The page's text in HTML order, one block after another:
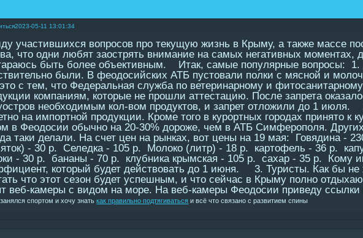
2023-05-11 13:01:34
участившихся вопросов про текущую жизнь в Крыму, а также массе
что одни любят заострять внимание на самых негативных моментах,
быть более объективным. Итак, самые популярные вопросы: 1.
были. В феодосийских АТБ пустовали полки с мясной и
с тем, что Федеральная служба по ветеринарному и
компаниям, которые не прошли аттестацию. После запрета
необходимым кол-вом продуктов, и запрет отложили до 1 июля.
на импортной продукции. Кроме того в курортных городах принято
в Феодосии обычно на 20-30% дороже, чем в АТБ Симферополя.
таки делали. На счет цен на рынках, вот цены на 19 мая: Говядина -
- 30 р. Селедка - 105 р. Молоко (литр) - 18 р. картофель - 36 р.
- 30 р. бананы - 70 р. клубника крымская - 105 р. сахар - 35 р. Кому
который будет действовать до 1 июня. 3. Туристы. Как бы не
что этот сезон будет успешным, и что сейчас в Крыму полно
веб-камеры с видом на море. На веб-камеры Феодосии приведу ссылки
спортом и хочу знатькак правильно подтягиваться и всё что связано с развитием спины